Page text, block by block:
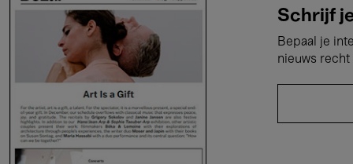
Schrijf
Bepaal je
nieuws